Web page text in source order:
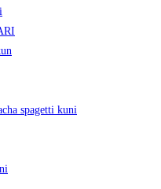
spagetti kuni